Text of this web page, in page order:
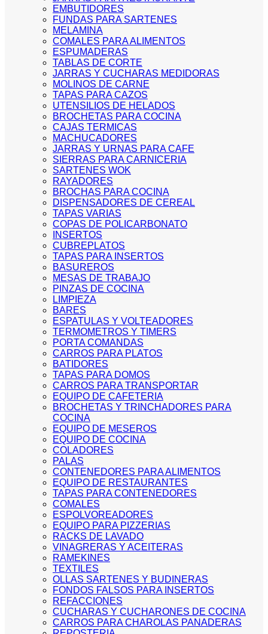
EMBUTIDORES
FUNDAS PARA SARTENES
MELAMINA
COMALES PARA ALIMENTOS
ESPUMADERAS
TABLAS DE CORTE
JARRAS Y CUCHARAS MEDIDORAS
MOLINOS DE CARNE
TAPAS PARA CAZOS
UTENSILIOS DE HELADOS
BROCHETAS PARA COCINA
CAJAS TERMICAS
MACHUCADORES
JARRAS Y URNAS PARA CAFE
SIERRAS PARA CARNICERIA
SARTENES WOK
RAYADORES
BROCHAS PARA COCINA
DISPENSADORES DE CEREAL
TAPAS VARIAS
COPAS DE POLICARBONATO
INSERTOS
CUBREPLATOS
TAPAS PARA INSERTOS
BASUREROS
MESAS DE TRABAJO
PINZAS DE COCINA
LIMPIEZA
BARES
ESPATULAS Y VOLTEADORES
TERMOMETROS Y TIMERS
PORTA COMANDAS
CARROS PARA PLATOS
BATIDORES
TAPAS PARA DOMOS
CARROS PARA TRANSPORTAR
EQUIPO DE CAFETERIA
BROCHETAS Y TRINCHADORES PARA
COCINA
EQUIPO DE MESEROS
EQUIPO DE COCINA
COLADORES
PALAS
CONTENEDORES PARA ALIMENTOS
EQUIPO DE RESTAURANTES
TAPAS PARA CONTENEDORES
COMALES
ESPOLVOREADORES
EQUIPO PARA PIZZERIAS
RACKS DE LAVADO
VINAGRERAS Y ACEITERAS
RAMEKINES
TEXTILES
OLLAS SARTENES Y BUDINERAS
FONDOS FALSOS PARA INSERTOS
REFACCIONES
CUCHARAS Y CUCHARONES DE COCINA
CARROS PARA CHAROLAS PANADERAS